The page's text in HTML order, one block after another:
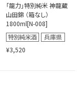
「龍力」特別純米 神龍蔵
山田錦 （箱なし）
1800ml[N-008]
¥3,520